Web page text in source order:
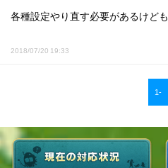
各種設定やり直す必要があるけども
2018/07/20 19:33
1-